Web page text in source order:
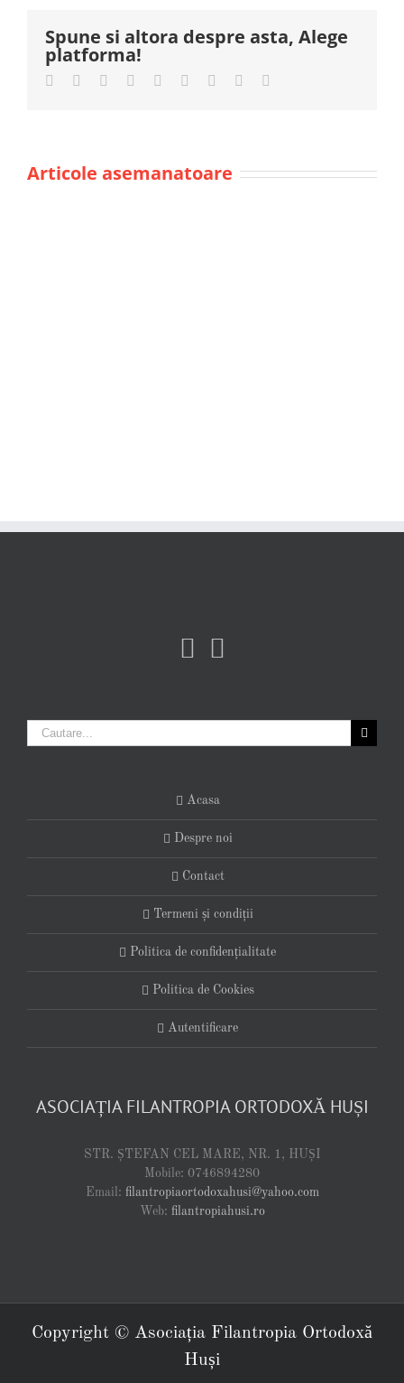
Spune si altora despre asta, Alege
platforma!
Facebook
TwitterLinkedIn
Reddit Whatsapp
TumblrPinterest
Articole asemanatoare
Cautare...
Acasa
Despre noi
Contact
Termeni și condiții
Politica de confidențialitate
Politica de Cookies
Autentificare
ASOCIAȚIA FILANTROPIA ORTODOXĂ HUȘI
STR. ȘTEFAN CEL MARE, NR. 1, HUȘI
Mobile: 0746894280
Email: filantropiaortodoxahusi@yahoo.com
Web: filantropiahusi.ro
Copyright © Asociația Filantropia Ortodoxă
Huși